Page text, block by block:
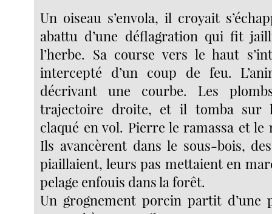
Un oiseau s’envola, il croyait
abattu d’une déflagration qui fit
l’herbe. Sa course vers le haut
intercepté d’un coup de feu.
décrivant une courbe. Les
trajectoire droite, et il tomba sur
claqué en vol. Pierre le ramassa et
Ils avancèrent dans le sous-bois,
piaillaient, leurs pas mettaient en
pelage enfouis dans la forêt.
Un grognement porcin partit d’une